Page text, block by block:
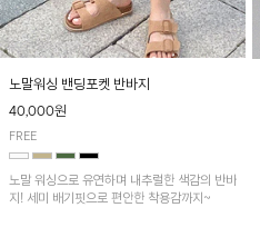
노말워싱 밴딩포켓 반바지
40,000원
FREE
노말 워싱으로 유연하며 내추럴한 색감의 반바
지! 세미 배기핏으로 편안한 착용감까지~